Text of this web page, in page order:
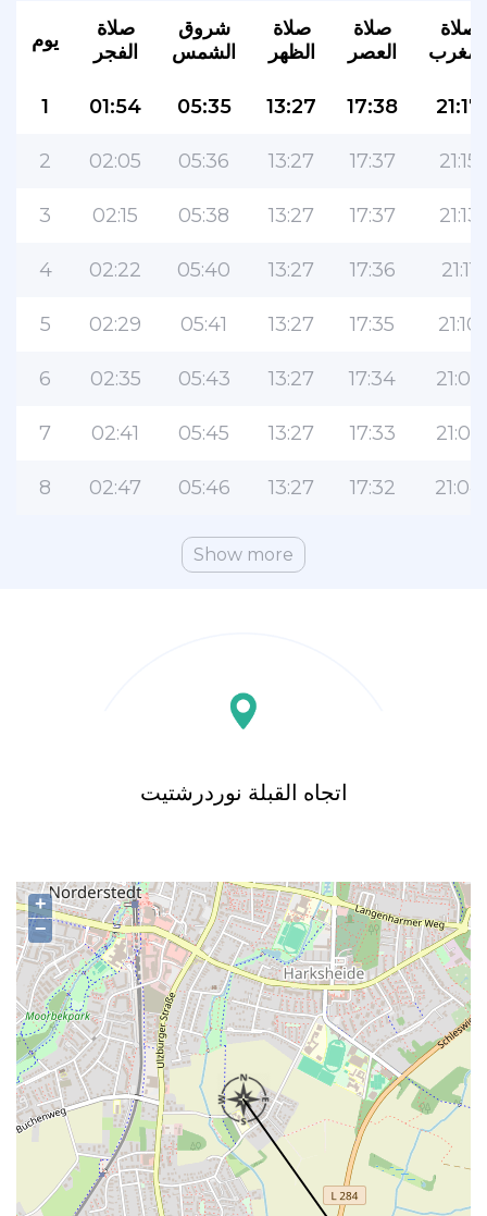
يوم
صلاة
الفجر
شروق
الشمس
صلاة
الظهر
صلاة
العصر
صلاة
1 01:54 05:35 13:27 17:38 21:17
2 02:05 05:36 13:27 17:37 21:15
3 02:15 05:38 13:27 17:37 21:13
4 02:22 05:40 13:27 17:36 21:11
5 02:29 05:41 13:27 17:35 21:10
6 02:35 05:43 13:27 17:34 21:08
7 02:41 05:45 13:27 17:33 21:06
8 02:47 05:46 13:27 17:32 21:04
Show more
اتجاه القبلة نوردرشتيت
+
−
التطبيق الإسلامي الشهير لنمط الحياة ، مع ميزات